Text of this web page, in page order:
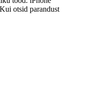
otsid parandust